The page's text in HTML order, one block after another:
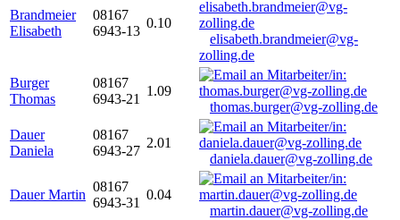
Brandmeier
Elisabeth
08167
6943-13
0.10
elisabeth.brandmeier@vg-
zolling.de
Burger
Thomas
08167
6943-21
1.09
thomas.burger@vg-zolling.de
Dauer
Daniela
08167
6943-27
2.01
daniela.dauer@vg-zolling.de
Dauer Martin
08167
6943-31
0.04
martin.dauer@vg-zolling.de